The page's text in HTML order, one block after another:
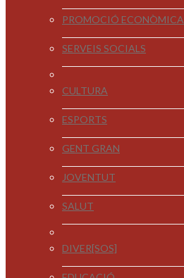
PROMOCIÓ ECONÒMICA
SERVEIS SOCIALS
CULTURA
ESPORTS
GENT GRAN
JOVENTUT
SALUT
DIVER[SOS]